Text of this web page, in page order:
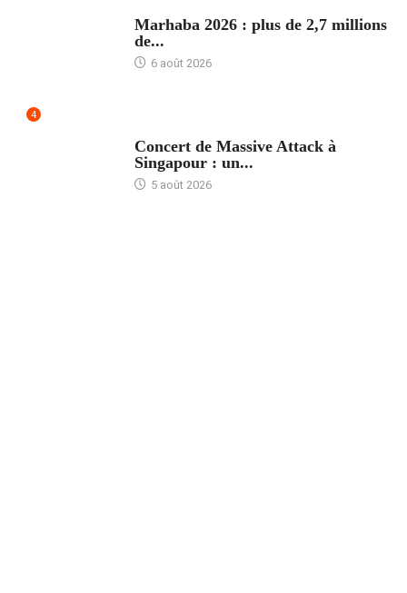
Marhaba 2026 : plus de 2,7 millions
de...
6 août 2026
4
Concert de Massive Attack à
Singapour : un...
5 août 2026